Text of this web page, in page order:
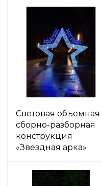
Световая объемная
сборно-разборная
конструкция
«Звездная арка»